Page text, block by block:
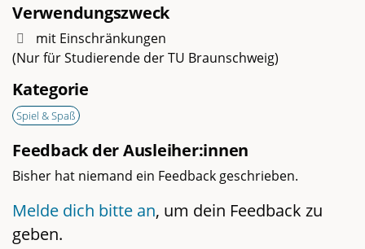
Verwendungszweck
mit Einschränkungen
(Nur für Studierende der TU Braunschweig)
Kategorie
Spiel & Spaß
Feedback der Ausleiher:innen
Bisher hat niemand ein Feedback geschrieben.
Melde dich bitte an, um dein Feedback zu
geben.